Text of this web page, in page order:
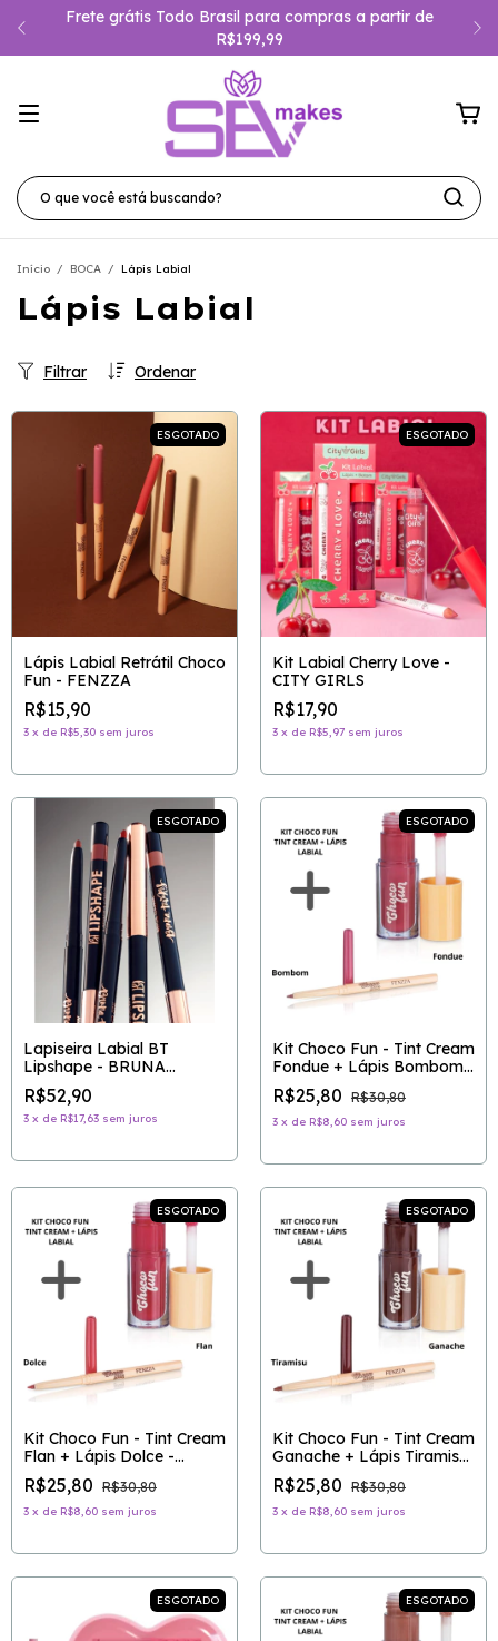
Frete grátis Todo Brasil para compras a partir de
R$199,99
Início / BOCA / Lápis Labial
Lápis Labial
Ordenar
Filtrar
ESGOTADO
Lápis Labial Retrátil Choco
Fun - FENZZA
R$15,90
3 x de R$5,30 sem juros
ESGOTADO
Kit Labial Cherry Love -
CITY GIRLS
R$17,90
3 x de R$5,97 sem juros
ESGOTADO
Lapiseira Labial BT
Lipshape - BRUNA
TAVARES
R$52,90
3 x de R$17,63 sem juros
ESGOTADO
Kit Choco Fun - Tint Cream
Fondue + Lápis Bombom -
FENZZA
R$25,80 R$30,80
3 x de R$8,60 sem juros
ESGOTADO
Kit Choco Fun - Tint Cream
Flan + Lápis Dolce -
FENZZA
R$25,80 R$30,80
3 x de R$8,60 sem juros
ESGOTADO
Kit Choco Fun - Tint Cream
Ganache + Lápis Tiramisu
- FENZZA
R$25,80 R$30,80
3 x de R$8,60 sem juros
ESGOTADO ESGOTADO